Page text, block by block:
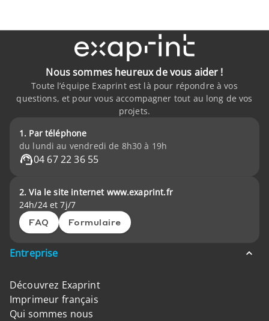
Nous sommes heureux de vous aider !
Toute l’équipe Exaprint est là pour répondre à vos
questions, et pour vous accompagner tout au long de vos
projets.
1. Par téléphone
du lundi au vendredi de 8h30 à 19h
04 67 22 36 55
2. Via le site internet www.exaprint.fr
24h/24 et 7j/7
FAQ Formulaire
Entreprise
Découvrez Exaprint
Imprimeur français
Qui sommes nous